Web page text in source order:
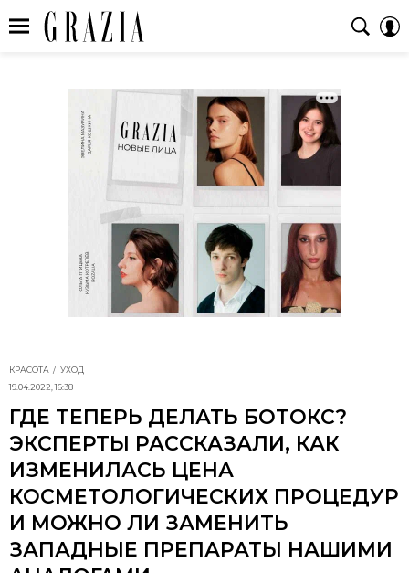
КРАСОТА
УХОД
19.04.2022, 16:38
ГДЕ ТЕПЕРЬ ДЕЛАТЬ БОТОКС?
ЭКСПЕРТЫ РАССКАЗАЛИ, КАК
ИЗМЕНИЛАСЬ ЦЕНА
КОСМЕТОЛОГИЧЕСКИХ ПРОЦЕДУР
И МОЖНО ЛИ ЗАМЕНИТЬ
ЗАПАДНЫЕ ПРЕПАРАТЫ НАШИМИ